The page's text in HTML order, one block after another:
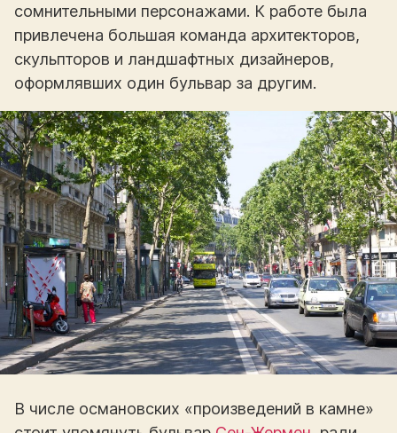
сомнительными персонажами. К работе была
привлечена большая команда архитекторов,
скульпторов и ландшафтных дизайнеров,
оформлявших один бульвар за другим.
В числе османовских «произведений в камне»